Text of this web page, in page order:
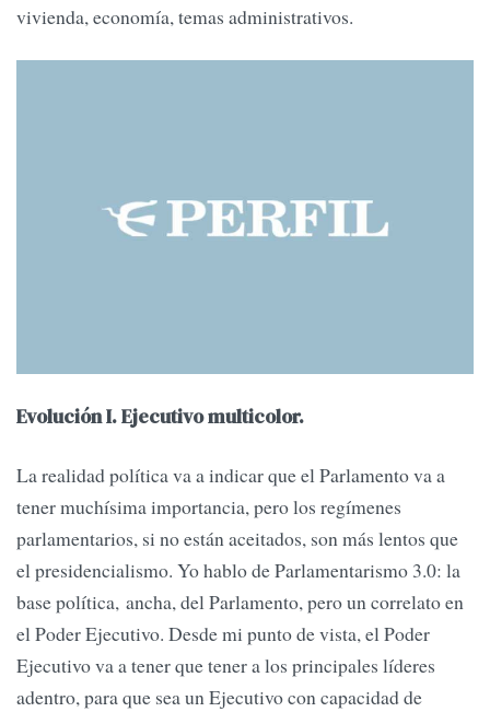
vivienda, economía, temas administrativos.
Evolución I. Ejecutivo multicolor.
La realidad política va a indicar que el Parlamento va a
tener muchísima importancia, pero los regímenes
parlamentarios, si no están aceitados, son más lentos que
el presidencialismo. Yo hablo de Parlamentarismo 3.0: la
base política, ancha, del Parlamento, pero un correlato en
el Poder Ejecutivo. Desde mi punto de vista, el Poder
Ejecutivo va a tener que tener a los principales líderes
adentro, para que sea un Ejecutivo con capacidad de